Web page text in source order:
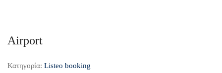
Airport
Κατηγορία: Listeo booking